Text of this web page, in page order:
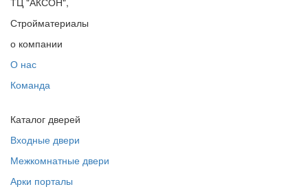
Стройматериалы
о компании
О нас
Команда
Каталог дверей
Входные двери
Межкомнатные двери
Арки порталы